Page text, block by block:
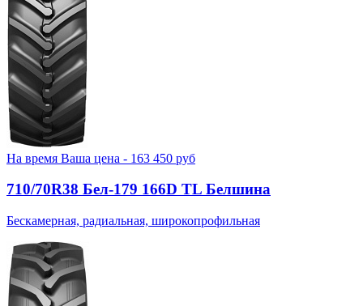
На время Ваша цена - 163 450 руб
710/70R38 Бел-179 166D TL Белшина
Бескамерная, радиальная, широкопрофильная